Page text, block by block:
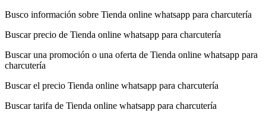
Busco información sobre Tienda online whatsapp para charcutería
Buscar precio de Tienda online whatsapp para charcutería
Buscar una promoción o una oferta de Tienda online whatsapp para
charcutería
Buscar el precio Tienda online whatsapp para charcutería
Buscar tarifa de Tienda online whatsapp para charcutería